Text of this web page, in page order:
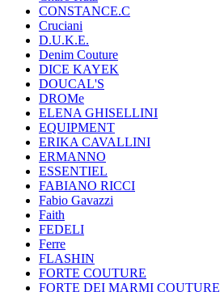
CONSTANCE.C
Cruciani
D.U.K.E.
Denim Couture
DICE KAYEK
DOUCAL'S
DROMe
ELENA GHISELLINI
EQUIPMENT
ERIKA CAVALLINI
ERMANNO
ESSENTIEL
FABIANO RICCI
Fabio Gavazzi
Faith
FEDELI
Ferre
FLASHIN
FORTE COUTURE
FORTE DEI MARMI COUTURE